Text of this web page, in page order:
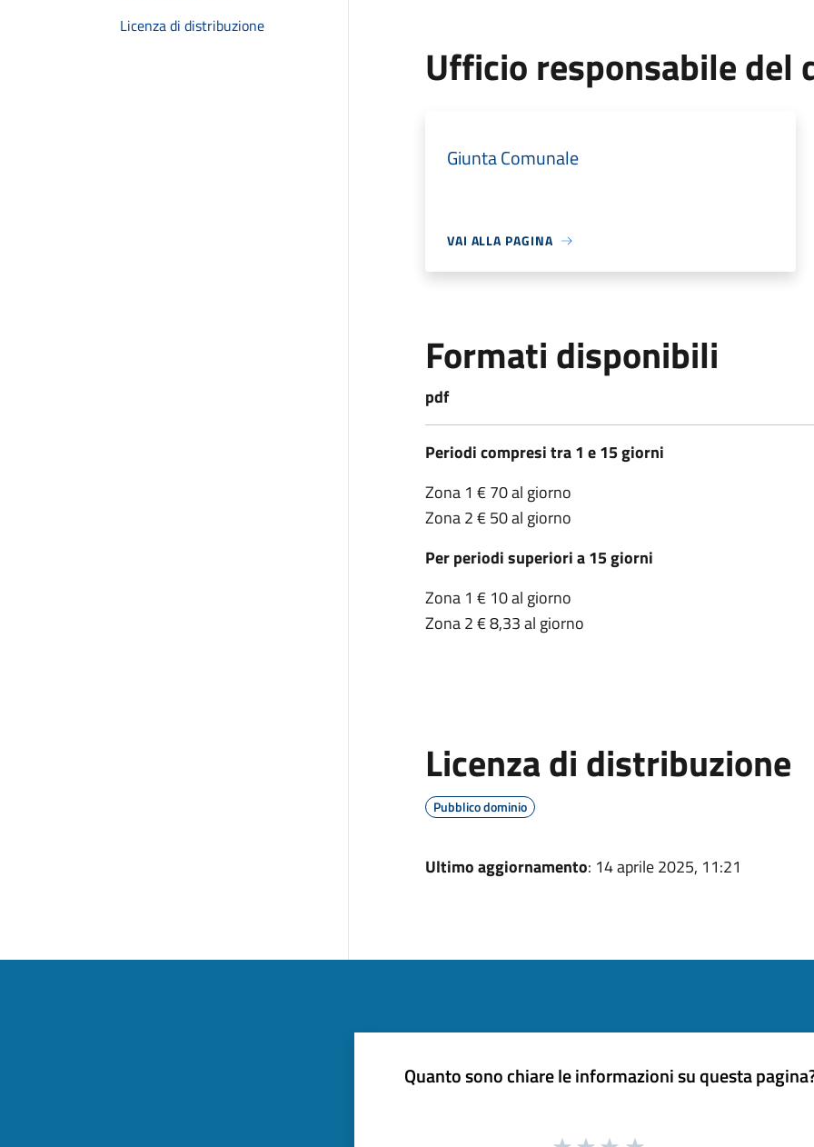
Licenza di distribuzione
Ufficio responsabile del
Giunta Comunale
VAI ALLA PAGINA
Formati disponibili
pdf
Periodi compresi tra 1 e 15 giorni
Zona 1 € 70 al giorno
Zona 2 € 50 al giorno
Per periodi superiori a 15 giorni
Zona 1 € 10 al giorno
Zona 2 € 8,33 al giorno
Licenza di distribuzione
Pubblico dominio
Ultimo aggiornamento: 14 aprile 2025, 11:21
Quanto sono chiare le informazioni su questa